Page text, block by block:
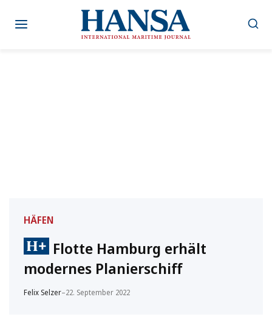
Inhalt
HÄFEN
Flotte Hamburg erhält
modernes Planierschiff
Felix Selzer–22. September 2022